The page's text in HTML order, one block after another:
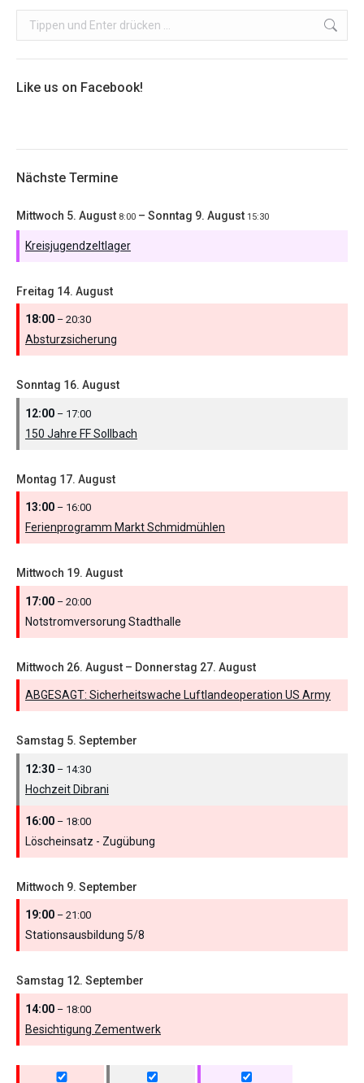
Search:
Like us on Facebook!
Nächste Termine
Mittwoch 5. August 8:00 – Sonntag 9. August 15:30
Kreisjugendzeltlager
Freitag 14. August
18:00 – 20:30
Absturzsicherung
Sonntag 16. August
12:00 – 17:00
150 Jahre FF Sollbach
Montag 17. August
13:00 – 16:00
Ferienprogramm Markt Schmidmühlen
Mittwoch 19. August
17:00 – 20:00
Notstromversorung Stadthalle
Mittwoch 26. August – Donnerstag 27. August
ABGESAGT: Sicherheitswache Luftlandeoperation US Army
Samstag 5. September
12:30 – 14:30
Hochzeit Dibrani
16:00 – 18:00
Löscheinsatz - Zugübung
Mittwoch 9. September
19:00 – 21:00
Stationsausbildung 5/8
Samstag 12. September
14:00 – 18:00
Besichtigung Zementwerk